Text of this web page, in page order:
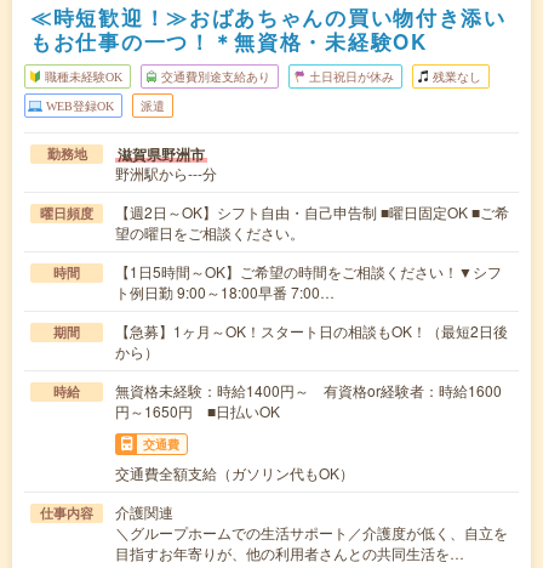
≪時短歓迎！≫おばあちゃんの買い物付き添い
もお仕事の一つ！＊無資格・未経験OK
職種未経験OK 交通費別途支給あり 土日祝日が休み 残業なし
WEB登録OK 派遣
勤務地 滋賀県野洲市
野洲駅から---分
曜日頻度
【週2日～OK】シフト自由・自己申告制 ■曜日固定OK ■ご希
望の曜日をご相談ください。
時間
【1日5時間～OK】ご希望の時間をご相談ください！▼シフ
ト例日勤 9:00～18:00早番 7:00…
期間
【急募】1ヶ月～OK！スタート日の相談もOK！（最短2日後
から）
時給
無資格未経験：時給1400円～ 有資格or経験者：時給1600
円～1650円 ■日払いOK
交通費
交通費全額支給（ガソリン代もOK）
仕事内容
介護関連
＼グループホームでの生活サポート／介護度が低く、自立を
目指すお年寄りが、他の利用者さんとの共同生活を…